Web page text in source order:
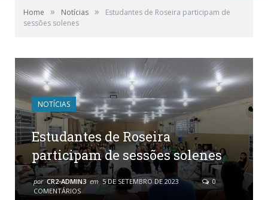
Home » Notícias »
Estudantes de Roseira participam de
sessões solenes
NOTÍCIAS
Estudantes de Roseira
participam de sessões solenes
por CR2-ADMIN3 em 5 DE SETEMBRO DE 2023
0
COMENTÁRIOS